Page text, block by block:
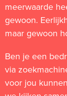
meerwaarde
gewoon.
maar gewoon
Ben je een
via
voor jou